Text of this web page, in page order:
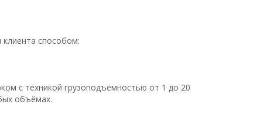
способом:
с техникой грузоподъёмностью от 1 до 20
объёмах.